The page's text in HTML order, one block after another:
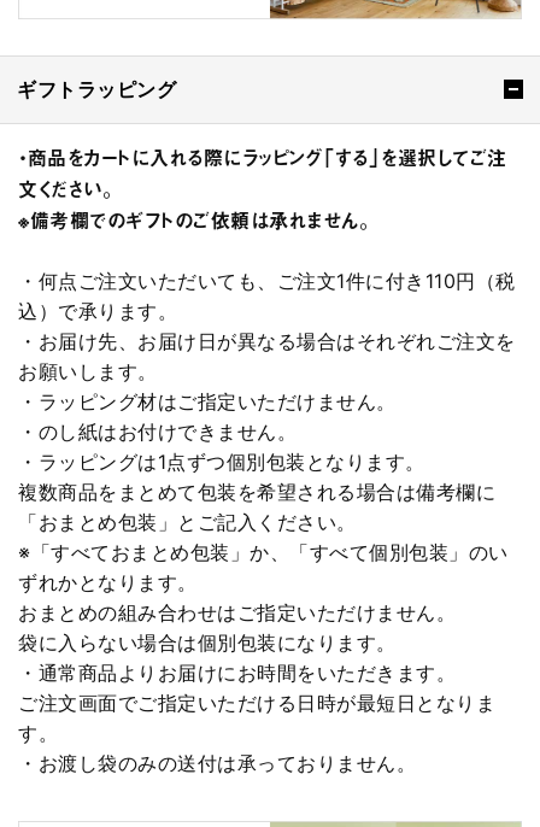
ギフトラッピング
・商品をカートに入れる際にラッピング「する」を選択してご注
文ください。
※備考欄でのギフトのご依頼は承れません。
・何点ご注文いただいても、ご注文1件に付き110円（税
込）で承ります。
・お届け先、お届け日が異なる場合はそれぞれご注文を
お願いします。
・ラッピング材はご指定いただけません。
・のし紙はお付けできません。
・ラッピングは1点ずつ個別包装となります。
複数商品をまとめて包装を希望される場合は備考欄に
「おまとめ包装」とご記入ください。
※「すべておまとめ包装」か、「すべて個別包装」のい
ずれかとなります。
おまとめの組み合わせはご指定いただけません。
袋に入らない場合は個別包装になります。
・通常商品よりお届けにお時間をいただきます。
ご注文画面でご指定いただける日時が最短日となりま
す。
・お渡し袋のみの送付は承っておりません。